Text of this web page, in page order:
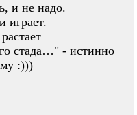
и не надо.
играет.
стада…" - истинно
:)))